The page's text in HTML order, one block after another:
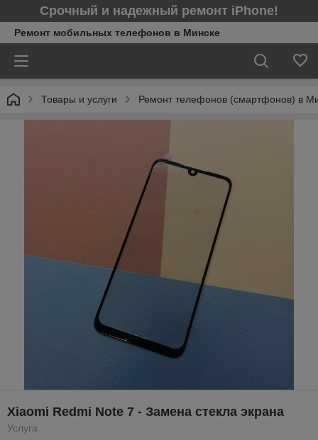
Срочный и надежный ремонт iPhone!
Ремонт мобильных телефонов в Минcке
Товары и услуги Ремонт телефонов (смартфонов) в
Xiaomi Redmi Note 7 - Замена стекла экрана
Услуга